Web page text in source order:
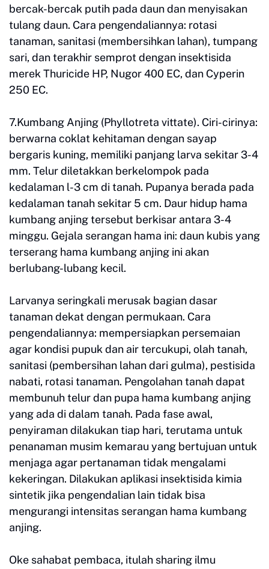
bercak-bercak putih pada daun dan menyisakan
tulang daun. Cara pengendaliannya: rotasi
tanaman, sanitasi (membersihkan lahan), tumpang
sari, dan terakhir semprot dengan insektisida
merek Thuricide HP, Nugor 400 EC, dan Cyperin
250 EC.
7.Kumbang Anjing (Phyllotreta vittate). Ciri-cirinya:
berwarna coklat kehitaman dengan sayap
bergaris kuning, memiliki panjang larva sekitar 3-4
mm. Telur diletakkan berkelompok pada
kedalaman l-3 cm di tanah. Pupanya berada pada
kedalaman tanah sekitar 5 cm. Daur hidup hama
kumbang anjing tersebut berkisar antara 3-4
minggu. Gejala serangan hama ini: daun kubis yang
terserang hama kumbang anjing ini akan
berlubang-lubang kecil.
Larvanya seringkali merusak bagian dasar
tanaman dekat dengan permukaan. Cara
pengendaliannya: mempersiapkan persemaian
agar kondisi pupuk dan air tercukupi, olah tanah,
sanitasi (pembersihan lahan dari gulma), pestisida
nabati, rotasi tanaman. Pengolahan tanah dapat
membunuh telur dan pupa hama kumbang anjing
yang ada di dalam tanah. Pada fase awal,
penyiraman dilakukan tiap hari, terutama untuk
penanaman musim kemarau yang bertujuan untuk
menjaga agar pertanaman tidak mengalami
kekeringan. Dilakukan aplikasi insektisida kimia
sintetik jika pengendalian lain tidak bisa
mengurangi intensitas serangan hama kumbang
anjing.
Oke sahabat pembaca, itulah sharing ilmu